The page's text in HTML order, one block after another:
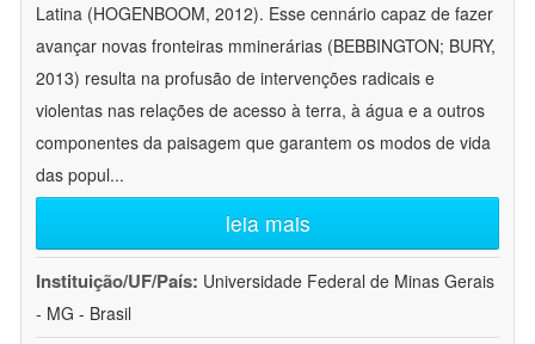
Latina (HOGENBOOM, 2012). Esse cennário capaz de fazer
avançar novas fronteiras mminerárias (BEBBINGTON; BURY,
2013) resulta na profusão de intervenções radicais e
violentas nas relações de acesso à terra, à água e a outros
componentes da paisagem que garantem os modos de vida
das popul...
leia mais
Instituição/UF/País: Universidade Federal de Minas Gerais
- MG - Brasil